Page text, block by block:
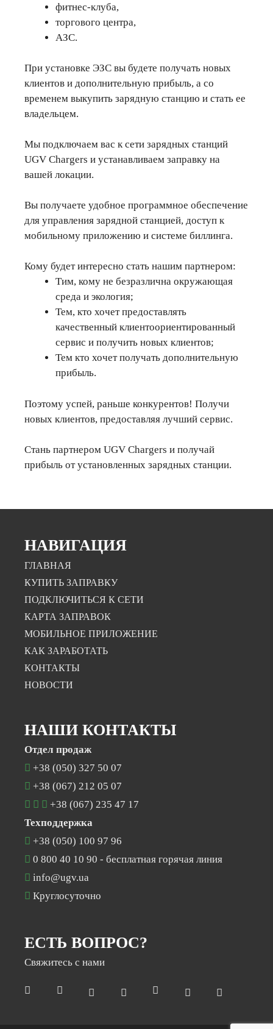
фитнес-клуба,
торгового центра,
АЗС.
При установке ЭЗС вы будете получать новых
клиентов и дополнительную прибыль, а со
временем выкупить зарядную станцию и стать ее
владельцем.
Мы подключаем вас к сети зарядных станций
UGV Chargers и устанавливаем заправку на
вашей локации.
Вы получаете удобное программное обеспечение
для управления зарядной станцией, доступ к
мобильному приложению и системе биллинга.
Кому будет интересно стать нашим партнером:
Тим, кому не безразлична окружающая
среда и экология;
Тем, кто хочет предоставлять
качественный клиентоориентированный
сервис и получить новых клиентов;
Тем кто хочет получать дополнительную
прибыль.
Поэтому успей, раньше конкурентов! Получи
новых клиентов, предоставляя лучший сервис.
Стань партнером UGV Chargers и получай
прибыль от установленных зарядных станции.
НАВИГАЦИЯ
ГЛАВНАЯ
КУПИТЬ ЗАПРАВКУ
ПОДКЛЮЧИТЬСЯ К СЕТИ
КАРТА ЗАПРАВОК
МОБИЛЬНОЕ ПРИЛОЖЕНИЕ
КАК ЗАРАБОТАТЬ
КОНТАКТЫ
НОВОСТИ
НАШИ КОНТАКТЫ
Отдел продаж
+38 (050) 327 50 07
+38 (067) 212 05 07
+38 (067) 235 47 17
Техподдержка
+38 (050) 100 97 96
0 800 40 10 90 - бесплатная горячая линия
info@ugv.ua
Круглосуточно
ЕСТЬ ВОПРОС?
Свяжитесь с нами